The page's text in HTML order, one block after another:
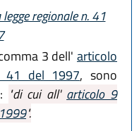
regionale n. 41
3 dell'articolo
41 del 1997, sono
"di cui all' articolo 9
".